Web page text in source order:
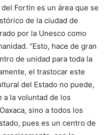
Fortín es un área que se
de la ciudad de
por la Unesco como
“Esto, hace de gran
de unidad para toda la
el trastocar este
del Estado no puede,
a la voluntad de los
sino a todos los
pues es un centro de